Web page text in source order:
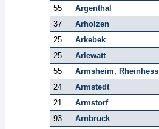
55
Argenthal
37
Arholzen
25
Arkebek
25
Arlewatt
55
Armsheim, Rheinhess
24
Armstedt
21
Armstorf
93
Arnbruck